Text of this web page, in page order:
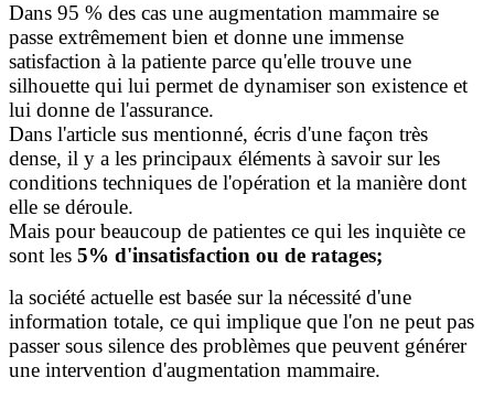
Dans 95 % des cas une augmentation mammaire se
passe extrêmement bien et donne une immense
satisfaction à la patiente parce qu'elle trouve une
silhouette qui lui permet de dynamiser son existence et
lui donne de l'assurance.
Dans l'article sus mentionné, écris d'une façon très
dense, il y a les principaux éléments à savoir sur les
conditions techniques de l'opération et la manière dont
elle se déroule.
Mais pour beaucoup de patientes ce qui les inquiète ce
sont les 5% d'insatisfaction ou de ratages;
la société actuelle est basée sur la nécessité d'une
information totale, ce qui implique que l'on ne peut pas
passer sous silence des problèmes que peuvent générer
une intervention d'augmentation mammaire.